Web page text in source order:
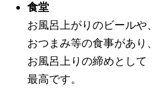
食堂
お風呂上がりのビールや、
おつまみ等の食事があり、
お風呂上りの締めとして
最高です。